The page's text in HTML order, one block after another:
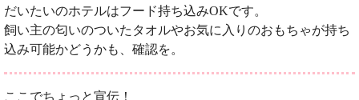
だいたいのホテルはフード持ち込みOKです。
飼い主の匂いのついたタオルやお気に入りのおもちゃが持ち
込み可能かどうかも、確認を。
ここでちょっと宣伝！